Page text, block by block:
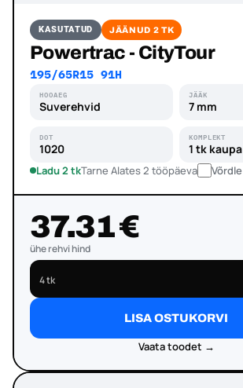
KASUTATUD JÄÄNUD 2 TK
Powertrac - CityTour
195/65R15 91H
HOOAEG
Suverehvid
JÄÄK
7 mm
DOT
1020
KOMPLEKT
1 tk kaupa
Ladu 2 tkTarne Alates 2 tööpäeva Võrdle
37.31 €
ühe rehvi hind
4 tk
LISA OSTUKORVI
Vaata toodet →